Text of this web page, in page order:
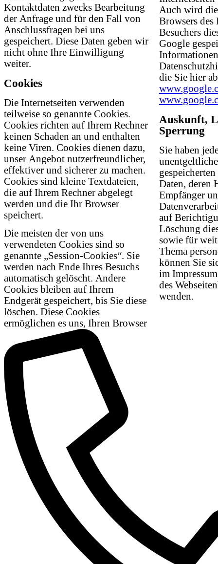
Kontaktdaten zwecks Bearbeitung
der Anfrage und für den Fall von
Anschlussfragen bei uns
gespeichert. Diese Daten geben wir
nicht ohne Ihre Einwilligung
weiter.
Cookies
Die Internetseiten verwenden
teilweise so genannte Cookies.
Cookies richten auf Ihrem Rechner
keinen Schaden an und enthalten
keine Viren. Cookies dienen dazu,
unser Angebot nutzerfreundlicher,
effektiver und sicherer zu machen.
Cookies sind kleine Textdateien,
die auf Ihrem Rechner abgelegt
werden und die Ihr Browser
speichert.
Die meisten der von uns
verwendeten Cookies sind so
genannte „Session-Cookies“. Sie
werden nach Ende Ihres Besuchs
automatisch gelöscht. Andere
Cookies bleiben auf Ihrem
Endgerät gespeichert, bis Sie diese
löschen. Diese Cookies
ermöglichen es uns, Ihren Browser
Auch wird
Browsers des
Besuchers
Google
die Sie hier
Auskunft,
Sperrung
Sie haben
Daten, deren
Empfänger
auf
Löschung
sowie für
Thema
können Sie
im
des
wenden.